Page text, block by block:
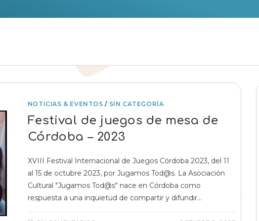
NOTICIAS & EVENTOS / SIN CATEGORÍA
Festival de juegos de mesa de
Córdoba – 2023
XVIII Festival Internacional de Juegos Córdoba 2023, del 11
al 15 de octubre 2023, por Jugamos Tod@s. La Asociación
Cultural "Jugamos Tod@s" nace en Córdoba como
respuesta a una inquietud de compartir y difundir…